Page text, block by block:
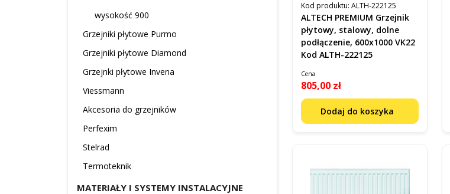
wysokość 900
Grzejniki płytowe Purmo
Grzejniki płytowe Diamond
Grzejnki płytowe Invena
Viessmann
Akcesoria do grzejników
Perfexim
Stelrad
Termoteknik
MATERIAŁY I SYSTEMY INSTALACYJNE
Kod produktu: ALTH-222125
ALTECH PREMIUM Grzejnik
płytowy, stalowy, dolne
podłączenie, 600x1000 VK22
Kod ALTH-222125
Cena
805,00 zł
Dodaj do koszyka